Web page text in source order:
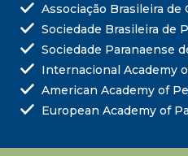
Associação Brasileira
Sociedade Brasileira de
Sociedade Paranaense
Internacional Academy
American Academy of
European Academy of